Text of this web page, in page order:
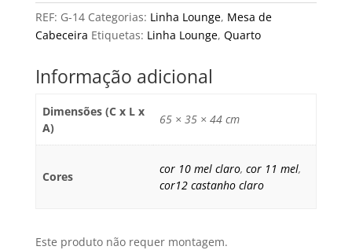
REF: G-14 Categorias: Linha Lounge, Mesa de
Cabeceira Etiquetas: Linha Lounge, Quarto
Informação adicional
Dimensões (C x L x
A)
65 × 35 × 44 cm
Cores
cor 10 mel claro, cor 11 mel,
cor12 castanho claro
Este produto não requer montagem.